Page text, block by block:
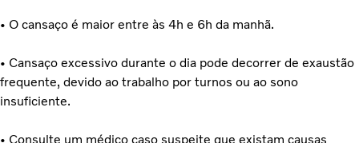
• O cansaço é maior entre às 4h e 6h da manhã.
• Cansaço excessivo durante o dia pode decorrer de exaustão
frequente, devido ao trabalho por turnos ou ao sono
insuficiente.
• Consulte um médico caso suspeite que existam causas